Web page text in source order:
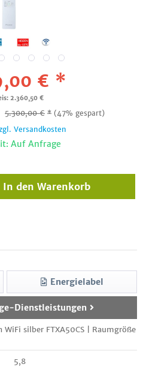
€ *
2.360,50 €
5.300,00€ * (47% gespart)
Versandkosten
Auf Anfrage
In den Warenkorb
Energielabel
Dienstleistungen
silber FTXA50CS | Raumgröße
5,8